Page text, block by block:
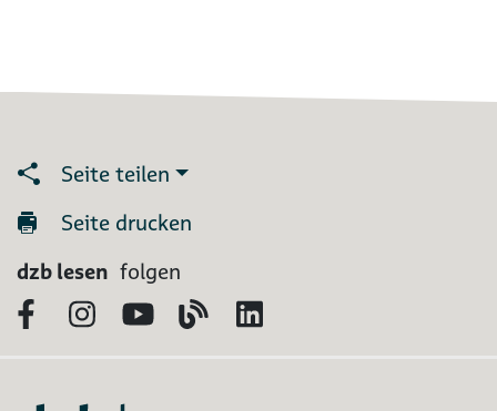
Seite teilen
Seite drucken
dzb lesen folgen
FacebookInstagram
YouTubeBlog